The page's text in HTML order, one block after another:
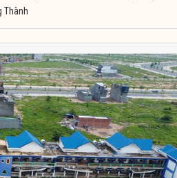
Thành